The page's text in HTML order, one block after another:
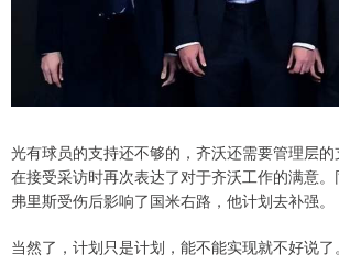
光有球员的支持还不够的，齐沃还需要管理层
在接受采访时再次表达了对于齐沃工作的满意
弗里斯受伤后影响了国米右路，他计划去补强。
当然了，计划只是计划，能不能实现就不好说了。